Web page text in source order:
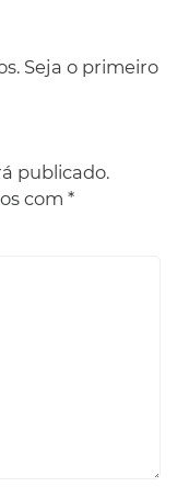
Seja o primeiro
publicado.
com *